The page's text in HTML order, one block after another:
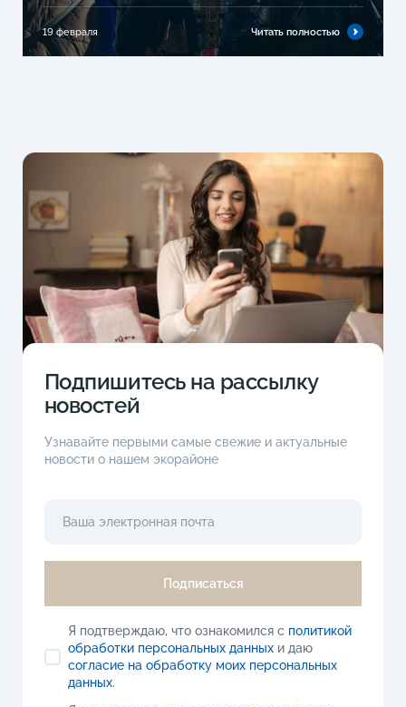
19 февраля Читать полностью
Подпишитесь на рассылку
новостей
Узнавайте первыми самые свежие и актуальные
новости о нашем экорайоне
Подписаться
Я подтверждаю, что ознакомился с политикой
обработки персональных данныхи даю
согласие на обработку моих персональных
данных.